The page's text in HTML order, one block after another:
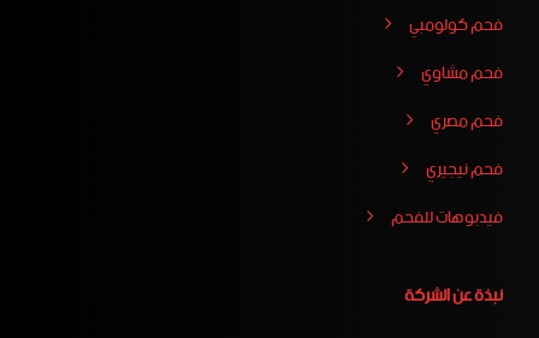
فحم كولومبي
فحم مشاوي
فحم مصري
فحم نيجيري
فيدبوهات للفحم
نبذة عن الشركة